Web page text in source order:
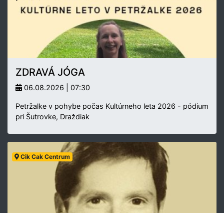
ZDRAVÁ JÓGA
06.08.2026 | 07:30
Petržalke v pohybe počas Kultúrneho leta 2026 - pódium
pri Šutrovke, Draždiak
Cik Cak Centrum